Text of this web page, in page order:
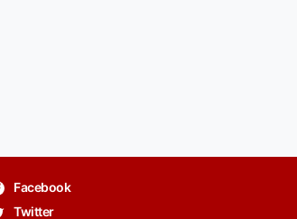
Facebook
Twitter